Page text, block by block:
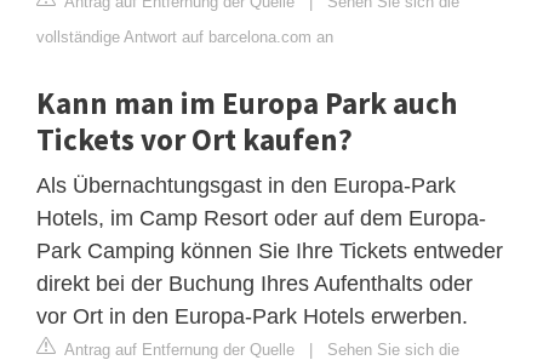
vollständige Antwort auf barcelona.com an
Kann man im Europa Park auch
Tickets vor Ort kaufen?
Als Übernachtungsgast in den Europa-Park
Hotels, im Camp Resort oder auf dem Europa-
Park Camping können Sie Ihre Tickets entweder
direkt bei der Buchung Ihres Aufenthalts oder
vor Ort in den Europa-Park Hotels erwerben.
Antrag auf Entfernung der Quelle | Sehen Sie sich die